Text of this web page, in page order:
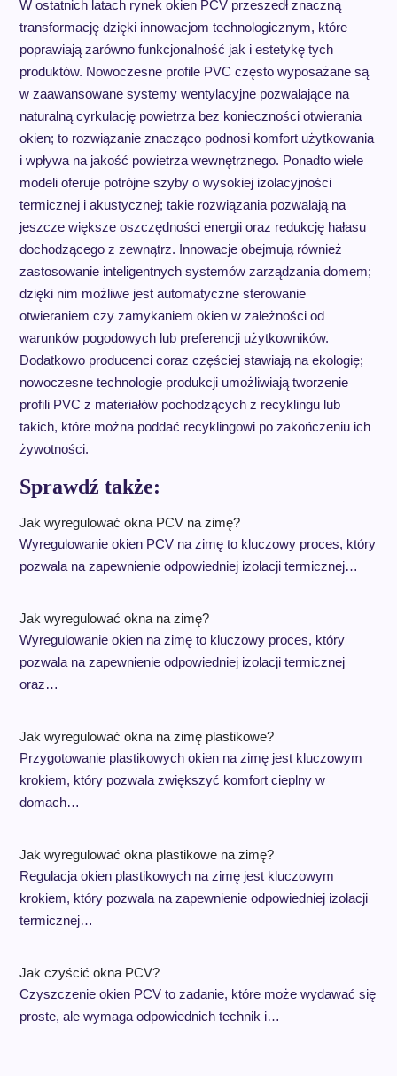
W ostatnich latach rynek okien PCV przeszedł znaczną
transformację dzięki innowacjom technologicznym, które
poprawiają zarówno funkcjonalność jak i estetykę tych
produktów. Nowoczesne profile PVC często wyposażane są
w zaawansowane systemy wentylacyjne pozwalające na
naturalną cyrkulację powietrza bez konieczności otwierania
okien; to rozwiązanie znacząco podnosi komfort użytkowania
i wpływa na jakość powietrza wewnętrznego. Ponadto wiele
modeli oferuje potrójne szyby o wysokiej izolacyjności
termicznej i akustycznej; takie rozwiązania pozwalają na
jeszcze większe oszczędności energii oraz redukcję hałasu
dochodzącego z zewnątrz. Innowacje obejmują również
zastosowanie inteligentnych systemów zarządzania domem;
dzięki nim możliwe jest automatyczne sterowanie
otwieraniem czy zamykaniem okien w zależności od
warunków pogodowych lub preferencji użytkowników.
Dodatkowo producenci coraz częściej stawiają na ekologię;
nowoczesne technologie produkcji umożliwiają tworzenie
profili PVC z materiałów pochodzących z recyklingu lub
takich, które można poddać recyklingowi po zakończeniu ich
żywotności.
Sprawdź także:
Jak wyregulować okna PCV na zimę?
Wyregulowanie okien PCV na zimę to kluczowy proces, który
pozwala na zapewnienie odpowiedniej izolacji termicznej…
Jak wyregulować okna na zimę?
Wyregulowanie okien na zimę to kluczowy proces, który
pozwala na zapewnienie odpowiedniej izolacji termicznej
oraz…
Jak wyregulować okna na zimę plastikowe?
Przygotowanie plastikowych okien na zimę jest kluczowym
krokiem, który pozwala zwiększyć komfort cieplny w
domach…
Jak wyregulować okna plastikowe na zimę?
Regulacja okien plastikowych na zimę jest kluczowym
krokiem, który pozwala na zapewnienie odpowiedniej izolacji
termicznej…
Jak czyścić okna PCV?
Czyszczenie okien PCV to zadanie, które może wydawać się
proste, ale wymaga odpowiednich technik i…